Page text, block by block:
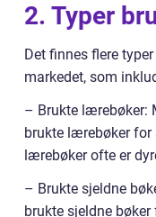
2. Typer
Det finnes flere
markedet, som
– Brukte lærebøker:
brukte lærebøker for
lærebøker ofte er
– Brukte sjeldne
brukte sjeldne